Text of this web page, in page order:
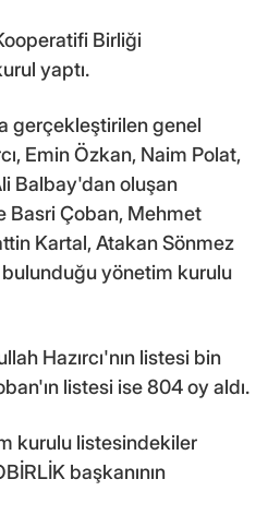
Birliği
yaptı.
gerçekleştirilen genel
Emin Özkan, Naim Polat,
Balbay'dan oluşan
Basri Çoban, Mehmet
Kartal, Atakan Sönmez
yönetim kurulu
Hazırcı'nın listesi bin
listesi ise 804 oy aldı.
kurulu listesindekiler
başkanının